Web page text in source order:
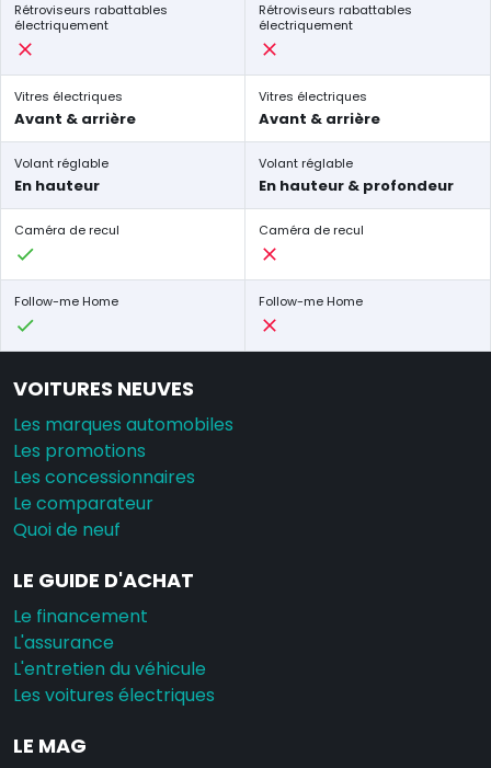
Rétroviseurs rabattables
électriquement
Rétroviseurs rabattables
électriquement
Vitres électriques
Avant & arrière
Vitres électriques
Avant & arrière
Volant réglable
En hauteur
Volant réglable
En hauteur & profondeur
Caméra de recul Caméra de recul
Follow-me Home Follow-me Home
VOITURES NEUVES
Les marques automobiles
Les promotions
Les concessionnaires
Le comparateur
Quoi de neuf
LE GUIDE D'ACHAT
Le financement
L'assurance
L'entretien du véhicule
Les voitures électriques
LE MAG